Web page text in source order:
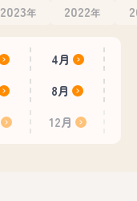
2023年 2022年
4月
8月
12月